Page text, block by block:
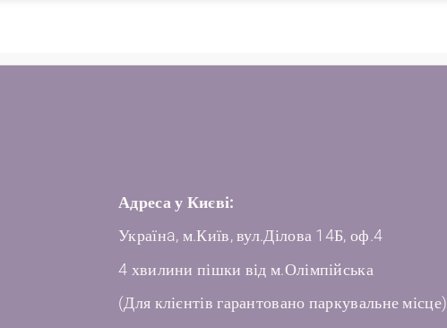
Адреса у Києві:
Українa, м.Київ, вул.Ділова 14Б, оф.4
4 хвилини пішки від м.Олімпійська
(Для клієнтів гарантовано паркувальне місце)